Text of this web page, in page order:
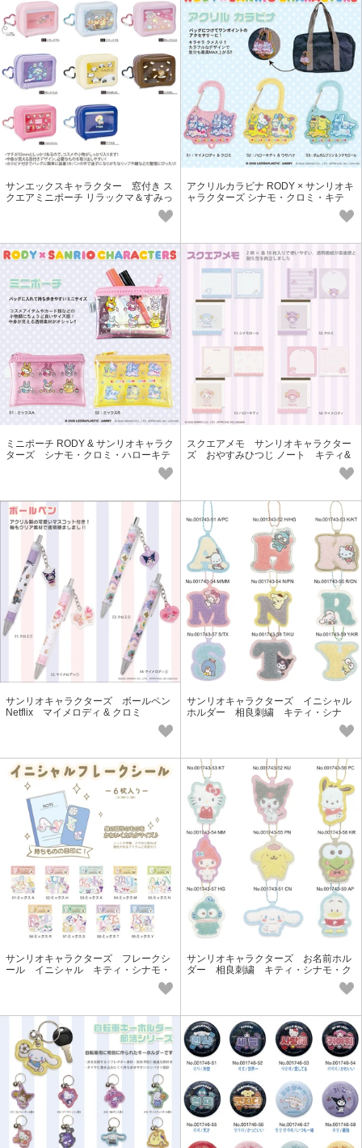
サンエックスキャラクター 窓付き ス
クエアミニポーチ リラックマ＆すみっ
アクリルカラビナ RODY × サンリオキ
ャラクターズ シナモ・クロミ・キテ
ミニポーチ RODY & サンリオキャラク
ターズ シナモ・クロミ・ハローキテ
スクエアメモ サンリオキャラクター
ズ おやすみひつじ ノート キティ&
サンリオキャラクターズ ボールペン
Netflix マイメロディ & クロミ
サンリオキャラクターズ イニシャル
ホルダー 相良刺繍 キティ・シナ
モ・クロミ・マイメロ・ポチャッコ
サンリオキャラクターズ フレークシ
ール イニシャル キティ・シナモ・
サンリオキャラクターズ お名前ホル
ダー 相良刺繍 キティ・シナモ・ク